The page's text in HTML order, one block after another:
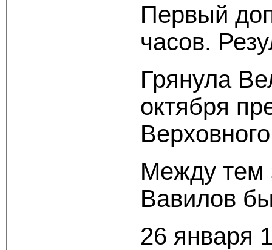
Первый
часов.
Грянула
октября
Между тем
Вавилов
26 января